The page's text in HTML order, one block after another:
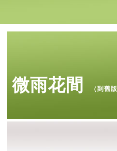
微雨花間 （到舊版